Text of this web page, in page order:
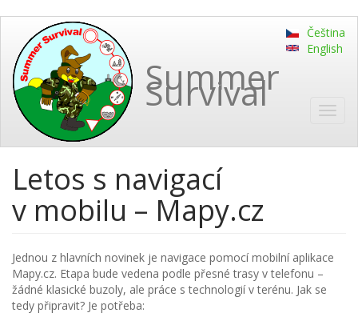
main
content
Summer
Survival
Čeština
English
Letos s navigací
v mobilu – Mapy.cz
Jednou z hlavních novinek je navigace pomocí mobilní aplikace
Mapy.cz. Etapa bude vedena podle přesné trasy v telefonu –
žádné klasické buzoly, ale práce s technologií v terénu. Jak se
tedy připravit? Je potřeba: